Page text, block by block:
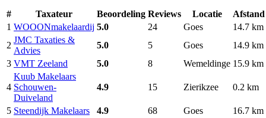
# Taxateur Beoordeling Reviews Locatie
Afstand
1 WOOONmakelaardij 5.0 24 Goes
14.7 km
2
JMC Taxaties &
Advies
5.0 5 Goes
14.9 km
3 VMT Zeeland 5.0 8 Wemeldinge 15.9 km
4
Kuub Makelaars
Schouwen-
Duiveland
4.9 15 Zierikzee 0.2 km
5 Steendijk Makelaars 4.9 68 Goes
16.7 km